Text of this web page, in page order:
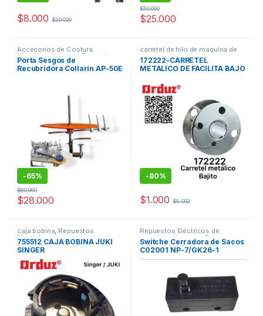
$8.000 $20.000 $25.000
$50.000
Accesorios de Costura
Maquinas de coser Repuestos
Mecánicos,Repuestos para
Recubridoras Industriales
Porta Sesgos de
Recubridora Collarín AP-50E
-65%
$28.000
$80.000
carretel de hilo de maquina de
coser
172222-CARRETEL
METALICO DE FACILITA BAJO
ZZ
-80%
$1.000 $5.000
caja bobina, Repuestos
Mecánicos
755512 CAJA BOBINA JUKI
SINGER
Repuestos Eléctricos de
maquinas de coser Repuestos y
Accesorios (Cerradora de
Costales)
Switche Cerradora de Sacos
C02001 NP-7/GK26-1